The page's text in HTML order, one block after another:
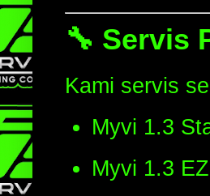
🔧 Servis
Kami servis
Myvi 1.3
Myvi 1.3 EZ